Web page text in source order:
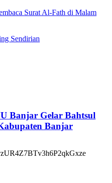
Surat Al-Fath di Malam
Sendirian
Banjar Gelar Bahtsul
Banjar